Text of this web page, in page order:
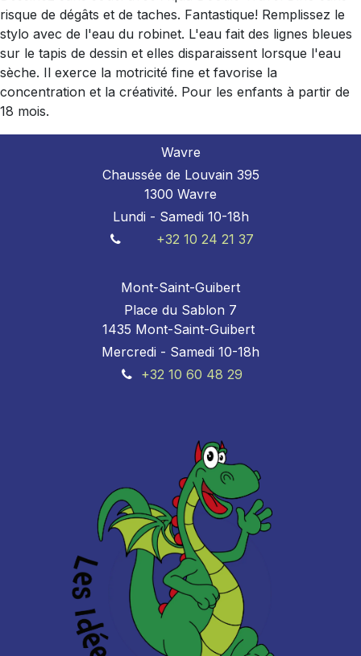
risque de dégâts et de taches. Fantastique! Remplissez le
stylo avec de l'eau du robinet. L'eau fait des lignes bleues
sur le tapis de dessin et elles disparaissent lorsque l'eau
sèche. Il exerce la motricité fine et favorise la
concentration et la créativité. Pour les enfants à partir de
18 mois.
Wavre
Chaussée de Louvain 395
1300 Wavre
Lundi - Samedi 10-18h
+32 10 24 21 37
Mont-Saint-Guibert
Place du Sablon 7
1435 Mont-Saint-Guibert
Mercredi - Samedi 10-18h
+32 10 60 48 29